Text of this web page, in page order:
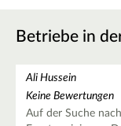
Betriebe in
Ali Hussein
Keine Bewertungen
Auf der Suche